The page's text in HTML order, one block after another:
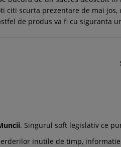
citi scurta prezentare de mai
de produs va fi cu siguranta
. Singurul soft legislativ ce
inutile de timp,